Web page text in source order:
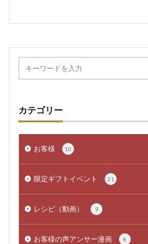
カテゴリー
お客様 10
限定ギフトイベント 21
レシピ（動画） 9
お客様の声アンサー漫画 8